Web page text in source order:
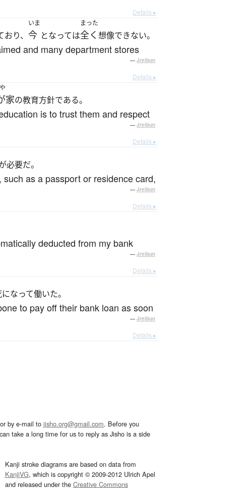
Details ▸
り、
いま
今 となっては
まった
全く 想像できない。
and many department stores
— Jreibun
Details ▸
家の教育方針である。
is to trust them and respect
— Jreibun
Details ▸
必要だ。
as a passport or residence card,
— Jreibun
Details ▸
deducted from my bank
— Jreibun
Details ▸
なって働いた。
to pay off their bank loan as soon
— Jreibun
Details ▸
or by e-mail to jisho.org@gmail.com. Before you
take a long time for us to reply as Jisho is a side
Kanji stroke diagrams are based on data from
KanjiVG, which is copyright © 2009-2012 Ulrich Apel
and released under the Creative Commons